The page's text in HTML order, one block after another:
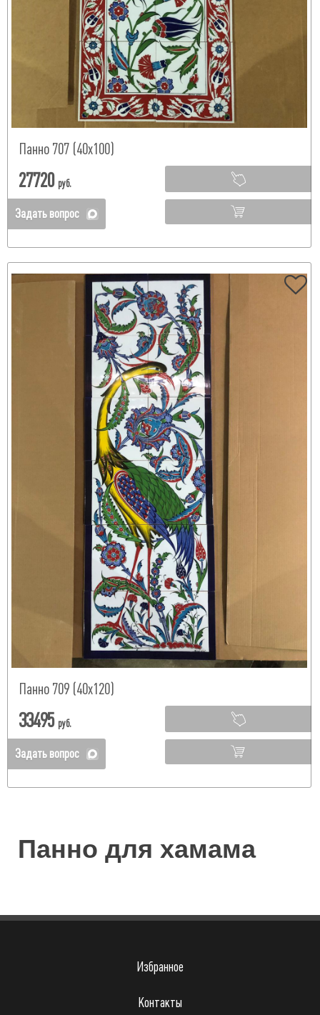
Панно 707 (40х100)
27720 руб.
Задать вопрос
Панно 709 (40х120)
33495 руб.
Задать вопрос
Панно для хамама
Избранное
Контакты